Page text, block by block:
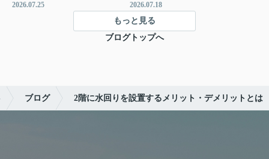
2026.07.25 2026.07.18
もっと見る
ブログトップへ
ブログ 2階に水回りを設置するメリット・デメリットとは